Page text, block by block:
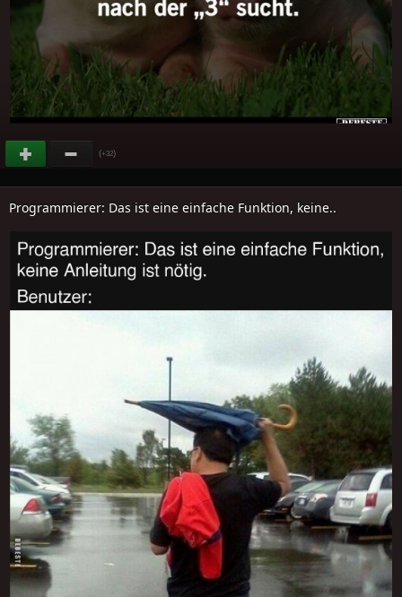
(+32)
Programmierer: Das ist eine einfache Funktion, keine..